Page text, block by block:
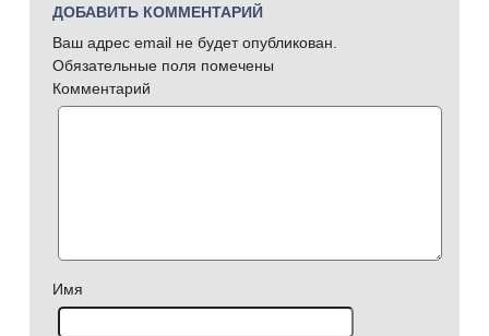
ДОБАВИТЬ КОММЕНТАРИЙ
Ваш адрес email не будет опубликован.
Обязательные поля помечены
Комментарий
Имя